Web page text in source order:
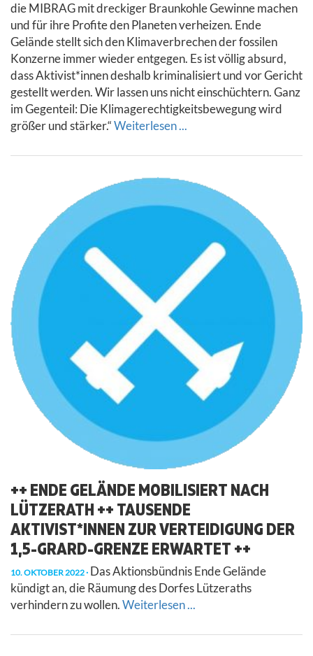
die MIBRAG mit dreckiger Braunkohle Gewinne machen
und für ihre Profite den Planeten verheizen. Ende
Gelände stellt sich den Klimaverbrechen der fossilen
Konzerne immer wieder entgegen. Es ist völlig absurd,
dass Aktivist*innen deshalb kriminalisiert und vor Gericht
gestellt werden. Wir lassen uns nicht einschüchtern. Ganz
im Gegenteil: Die Klimagerechtigkeitsbewegung wird
größer und stärker.“Weiterlesen ...
++ ENDE GELÄNDE MOBILISIERT NACH
LÜTZERATH ++ TAUSENDE
AKTIVIST*INNEN ZUR VERTEIDIGUNG DER
1,5-GRARD-GRENZE ERWARTET ++
10. OKTOBER 2022 Das Aktionsbündnis Ende Gelände
kündigt an, die Räumung des Dorfes Lützeraths
verhindern zu wollen.Weiterlesen ...